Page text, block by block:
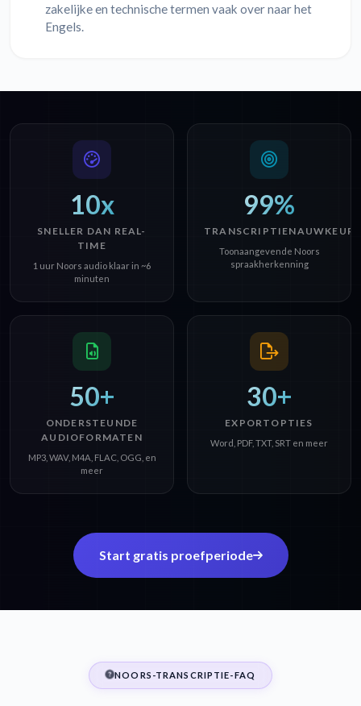
zakelijke en technische termen vaak over naar het
Engels.
10x
SNELLER DAN REAL-
TIME
1 uur Noors audio klaar in ~6
minuten
99%
Toonaangevende Noors
spraakherkenning
50+
ONDERSTEUNDE
AUDIOFORMATEN
MP3, WAV, M4A, FLAC, OGG, en
meer
30+
EXPORTOPTIES
Word, PDF, TXT, SRT en meer
Start gratis proefperiode
NOORS-TRANSCRIPTIE-FAQ